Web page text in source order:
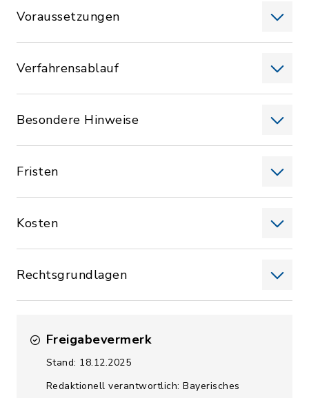
Voraussetzungen
Verfahrensablauf
Besondere Hinweise
Fristen
Kosten
Rechtsgrundlagen
Freigabevermerk
Stand: 18.12.2025
Redaktionell verantwortlich: Bayerisches